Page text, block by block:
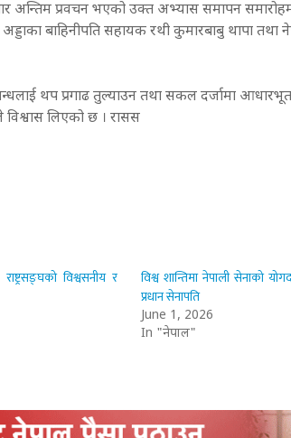
अन्तिम प्रवचन भएको उक्त अभ्यास समापन
बाहिनीपति सहायक रथी कुमारबाबु थापा तथा
थप प्रगाढ तुल्याउन तथा सकल दर्जामा
लिएको छ । रासस
विश्वसनीय र
विश्व शान्तिमा नेपाली सेनाको
प्रधान सेनापति
June 1, 2026
In "नेपाल"